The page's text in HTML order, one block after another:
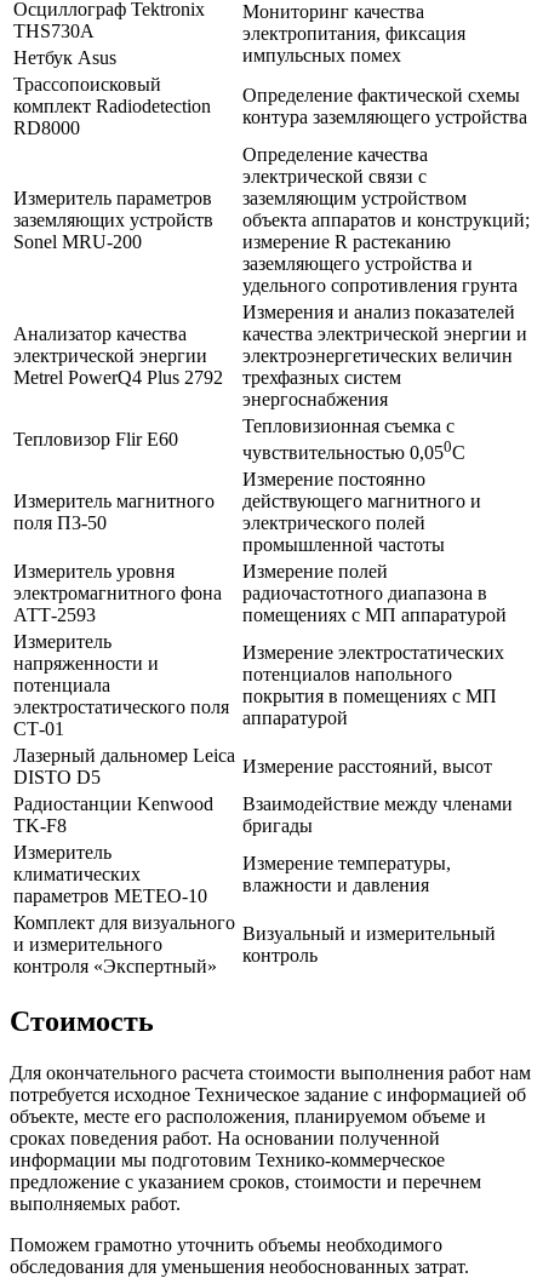
Осциллограф Tektronix
THS730A
Мониторинг качества
электропитания, фиксация
импульсных помех
Нетбук Asus
Трассопоисковый
комплект Radiodetection
RD8000
Определение фактической схемы
контура заземляющего устройства
Измеритель параметров
заземляющих устройств
Sonel MRU-200
Определение качества
электрической связи с
заземляющим устройством
объекта аппаратов и конструкций;
измерение R растеканию
заземляющего устройства и
удельного сопротивления грунта
Анализатор качества
электрической энергии
Metrel PowerQ4 Plus 2792
Измерения и анализ показателей
качества электрической энергии и
электроэнергетических величин
трехфазных систем
энергоснабжения
Тепловизор Flir E60
Тепловизионная съемка с
чувствительностью 0,050С
Измеритель магнитного
поля П3-50
Измерение постоянно
действующего магнитного и
электрического полей
промышленной частоты
Измеритель уровня
электромагнитного фона
АТТ-2593
Измерение полей
радиочастотного диапазона в
помещениях с МП аппаратурой
Измеритель
напряженности и
потенциала
электростатического поля
СТ-01
Измерение электростатических
потенциалов напольного
покрытия в помещениях с МП
аппаратурой
Лазерный дальномер Leica
DISTO D5
Измерение расстояний, высот
Радиостанции Kenwood
TK-F8
Взаимодействие между членами
бригады
Измеритель
климатических
параметров МЕТЕО-10
Измерение температуры,
влажности и давления
Комплект для визуального
и измерительного
контроля «Экспертный»
Визуальный и измерительный
контроль
Стоимость
Для окончательного расчета стоимости выполнения работ нам
потребуется исходное Техническое задание с информацией об
объекте, месте его расположения, планируемом объеме и
сроках поведения работ. На основании полученной
информации мы подготовим Технико-коммерческое
предложение с указанием сроков, стоимости и перечнем
выполняемых работ.
Поможем грамотно уточнить объемы необходимого
обследования для уменьшения необоснованных затрат.